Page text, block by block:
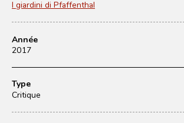
I giardini di Pfaffenthal
Année
2017
Type
Critique